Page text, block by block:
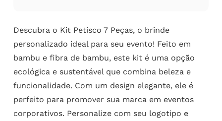
Descubra o Kit Petisco 7 Peças, o brinde
personalizado ideal para seu evento! Feito em
bambu e fibra de bambu, este kit é uma opção
ecológica e sustentável que combina beleza e
funcionalidade. Com um design elegante, ele é
perfeito para promover sua marca em eventos
corporativos. Personalize com seu logotipo e